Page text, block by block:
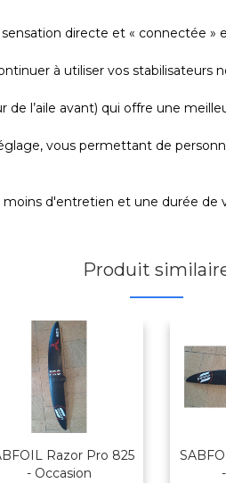
directe et « connectée »
à utiliser vos stabilisateurs
l’aile avant) qui offre une
vous permettant de
d'entretien et une durée
Produit
Razor Pro 825
- Occasion